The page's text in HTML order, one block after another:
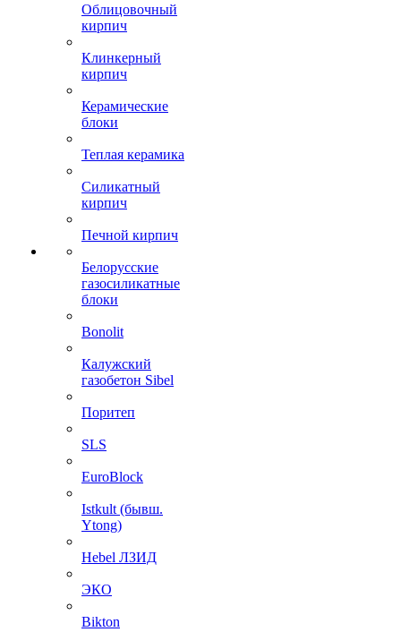
Облицовочный
кирпич
Клинкерный
кирпич
Керамические
блоки
Теплая керамика
Силикатный
кирпич
Печной кирпич
Белорусские
газосиликатные
блоки
Bonolit
Калужский
газобетон Sibel
Поритеп
SLS
EuroBlock
Istkult (бывш.
Ytong)
Hebel ЛЗИД
ЭКО
Bikton